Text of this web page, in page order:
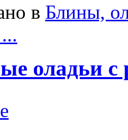
в Блины,
оладьи с